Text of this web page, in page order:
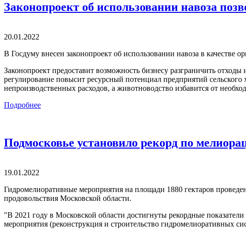
Законопроект об использовании навоза
20.01.2022
В Госдуму внесен законопроект об использовании навоза в качестве
Законопроект предоставит возможность бизнесу разграничить
регулирование повысит ресурсный потенциал предприятий
непроизводственных расходов, а животноводство избавится от
Подробнее
Подмосковье установило рекорд по
19.01.2022
Гидромелиоративные мероприятия на площади 1880 гектаров
продовольствия Московской области.
"В 2021 году в Московской области достигнуты рекордные
мероприятия (реконструкция и строительство гидромелиоративных